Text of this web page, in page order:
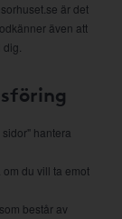
är det
även att
hantera
du vill ta emot
består av